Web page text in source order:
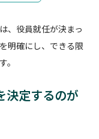
、役員就任が決まっ
明確にし、できる限
。
決定するのが